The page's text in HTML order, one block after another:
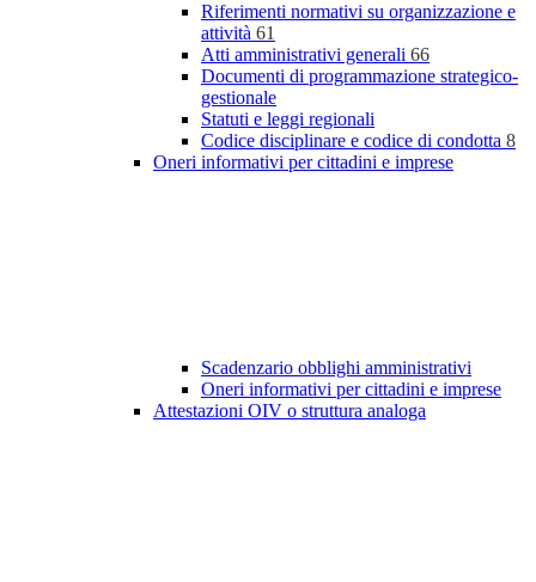
Riferimenti normativi su organizzazione e
attività 61
Atti amministrativi generali 66
Documenti di programmazione strategico-
gestionale
Statuti e leggi regionali
Codice disciplinare e codice di condotta 8
Oneri informativi per cittadini e imprese
Scadenzario obblighi amministrativi
Oneri informativi per cittadini e imprese
Attestazioni OIV o struttura analoga